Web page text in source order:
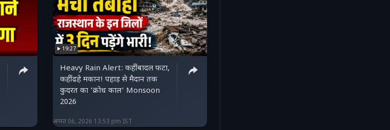
19:27
Heavy Rain Alert: कहीं बादल फटा,
कहीं ढहे मकान! पहाड़ से मैदान तक
कुदरत का 'क्रोध काल' Monsoon
2026
अगस्त 06, 2026 13:53 pm IST